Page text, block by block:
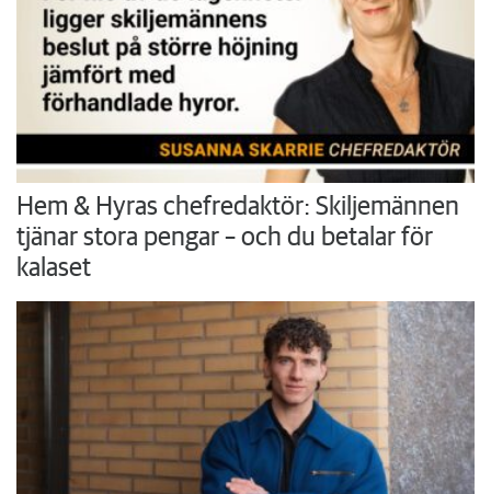
Hem & Hyras chefredaktör: Skiljemännen
tjänar stora pengar – och du betalar för
kalaset